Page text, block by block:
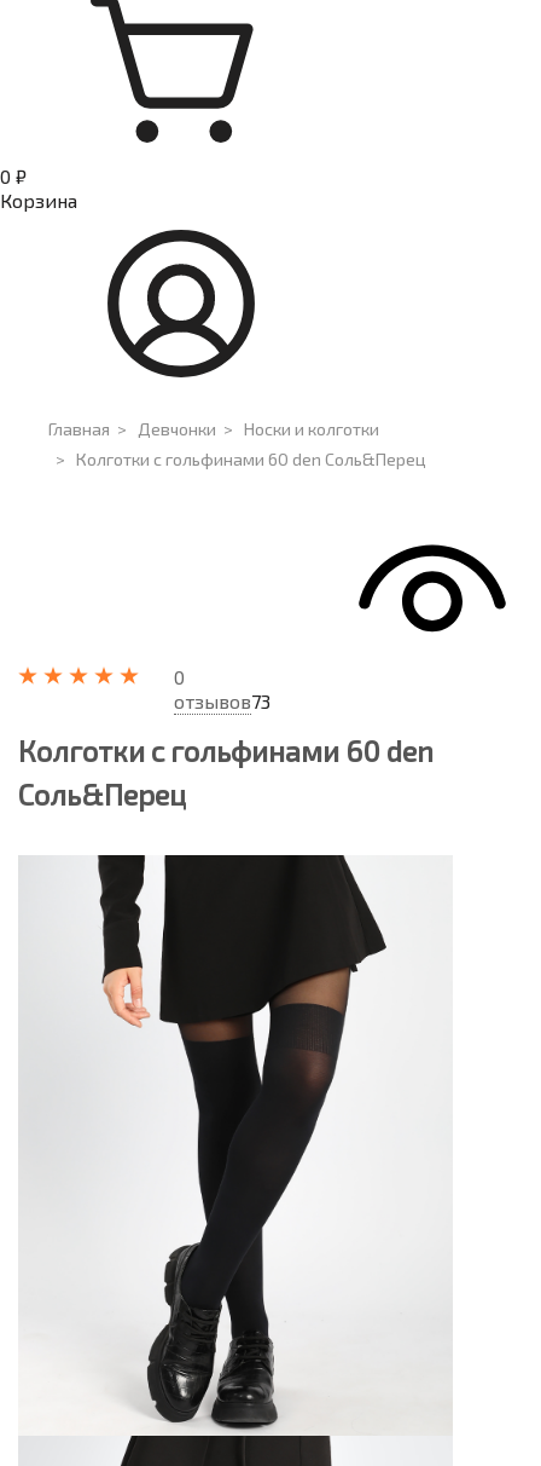
0 ₽
Корзина
Главная > Девчонки > Носки и колготки
> Колготки с гольфинами 60 den Соль&Перец
0
отзывов73
Колготки с гольфинами 60 den
Соль&Перец